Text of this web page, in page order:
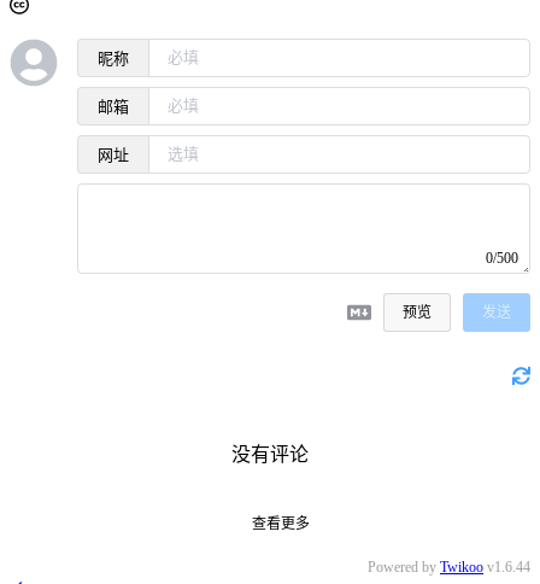
昵称
邮箱
网址
0/500
预览 发送
没有评论
查看更多
Powered by Twikoo v1.6.44